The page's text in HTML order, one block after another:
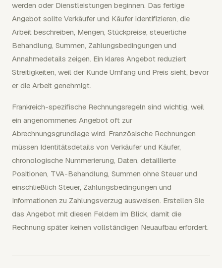
werden oder Dienstleistungen beginnen. Das fertige
Angebot sollte Verkäufer und Käufer identifizieren, die
Arbeit beschreiben, Mengen, Stückpreise, steuerliche
Behandlung, Summen, Zahlungsbedingungen und
Annahmedetails zeigen. Ein klares Angebot reduziert
Streitigkeiten, weil der Kunde Umfang und Preis sieht, bevor
er die Arbeit genehmigt.
Frankreich-spezifische Rechnungsregeln sind wichtig, weil
ein angenommenes Angebot oft zur
Abrechnungsgrundlage wird. Französische Rechnungen
müssen Identitätsdetails von Verkäufer und Käufer,
chronologische Nummerierung, Daten, detaillierte
Positionen, TVA-Behandlung, Summen ohne Steuer und
einschließlich Steuer, Zahlungsbedingungen und
Informationen zu Zahlungsverzug ausweisen. Erstellen Sie
das Angebot mit diesen Feldern im Blick, damit die
Rechnung später keinen vollständigen Neuaufbau erfordert.